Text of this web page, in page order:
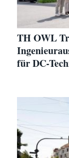
TH OWL
für DC-